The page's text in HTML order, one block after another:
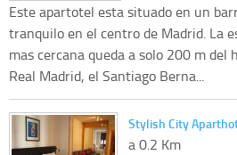
Este apartotel esta situado en un
tranquilo en el centro de Madrid. La
mas cercana queda a solo 200 m del
Real Madrid, el Santiago Berna...
Stylish City
a 0.2 Km